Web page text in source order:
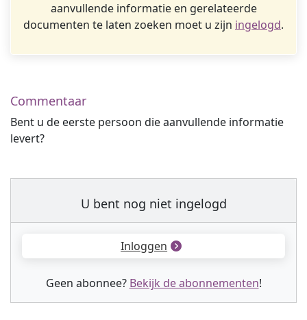
aanvullende informatie en gerelateerde
documenten te laten zoeken moet u zijn ingelogd.
Commentaar
Bent u de eerste persoon die aanvullende informatie
levert?
U bent nog niet ingelogd
Inloggen
Geen abonnee? Bekijk de abonnementen!